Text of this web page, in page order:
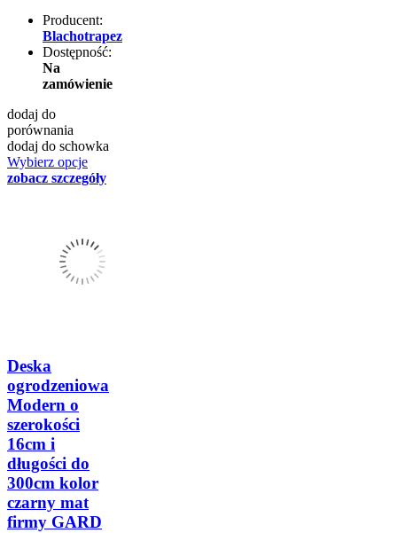
Producent:
Blachotrapez
Dostępność:
Na
zamówienie
dodaj do
porównania
dodaj do schowka
Wybierz opcje
zobacz szczegóły
Deska
ogrodzeniowa
Modern o
szerokości
16cm i
długości do
300cm kolor
czarny mat
firmy GARD